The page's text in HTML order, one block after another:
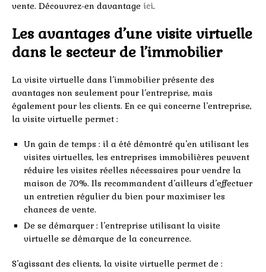
vente. Découvrez-en davantage ici.
Les avantages d’une visite virtuelle
dans le secteur de l’immobilier
La visite virtuelle dans l’immobilier présente des
avantages non seulement pour l’entreprise, mais
également pour les clients. En ce qui concerne l’entreprise,
la visite virtuelle permet :
Un gain de temps : il a été démontré qu’en utilisant les
visites virtuelles, les entreprises immobilières peuvent
réduire les visites réelles nécessaires pour vendre la
maison de 70%. Ils recommandent d’ailleurs d’effectuer
un entretien régulier du bien pour maximiser les
chances de vente.
De se démarquer : l’entreprise utilisant la visite
virtuelle se démarque de la concurrence.
S’agissant des clients, la visite virtuelle permet de :